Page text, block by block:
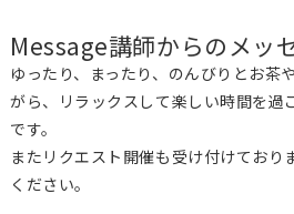
Message講師からのメッ
ゆったり、まったり、のんびりとお茶
がら、リラックスして楽しい時間を過
です。
またリクエスト開催も受け付けており
ください。